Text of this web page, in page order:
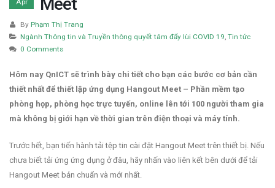
By Phạm Thị Trang
Ngành Thông tin và Truyền thông quyết tâm đẩy lùi COVID 19 Tin tức
0 Comments
Hôm nay QnICT sẽ trình bày chi tiết cho bạn các bước cơ bản cần
thiết nhất để thiết lập ứng dụng Hangout Meet – Phần mềm tạo
phòng họp, phòng học trực tuyến, online lên tới 100 người tham gia
mà không bị giới hạn về thời gian trên điện thoại và máy tính.
Trước hết, bạn tiến hành tải tệp tin cài đặt Hangout Meet trên thiết bị. Nếu
chưa biết tải ứng ứng dụng ở đâu, hãy nhấn vào liên kết bên dưới để tải
Hangout Meet bản chuẩn và mới nhất.